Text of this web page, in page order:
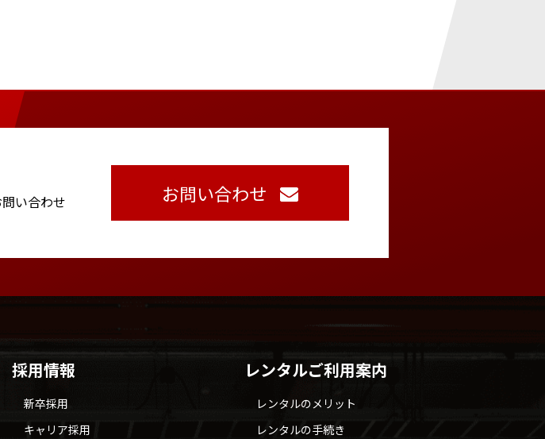
い合わせ
お問い合わせ
採用情報
新卒採用
キャリア採用
レンタルご利用案内
レンタルのメリット
レンタルの手続き